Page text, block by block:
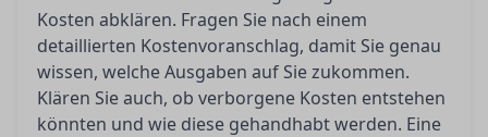
Kosten abklären. Fragen Sie nach einem
detaillierten Kostenvoranschlag, damit Sie genau
wissen, welche Ausgaben auf Sie zukommen.
Klären Sie auch, ob verborgene Kosten entstehen
könnten und wie diese gehandhabt werden. Eine